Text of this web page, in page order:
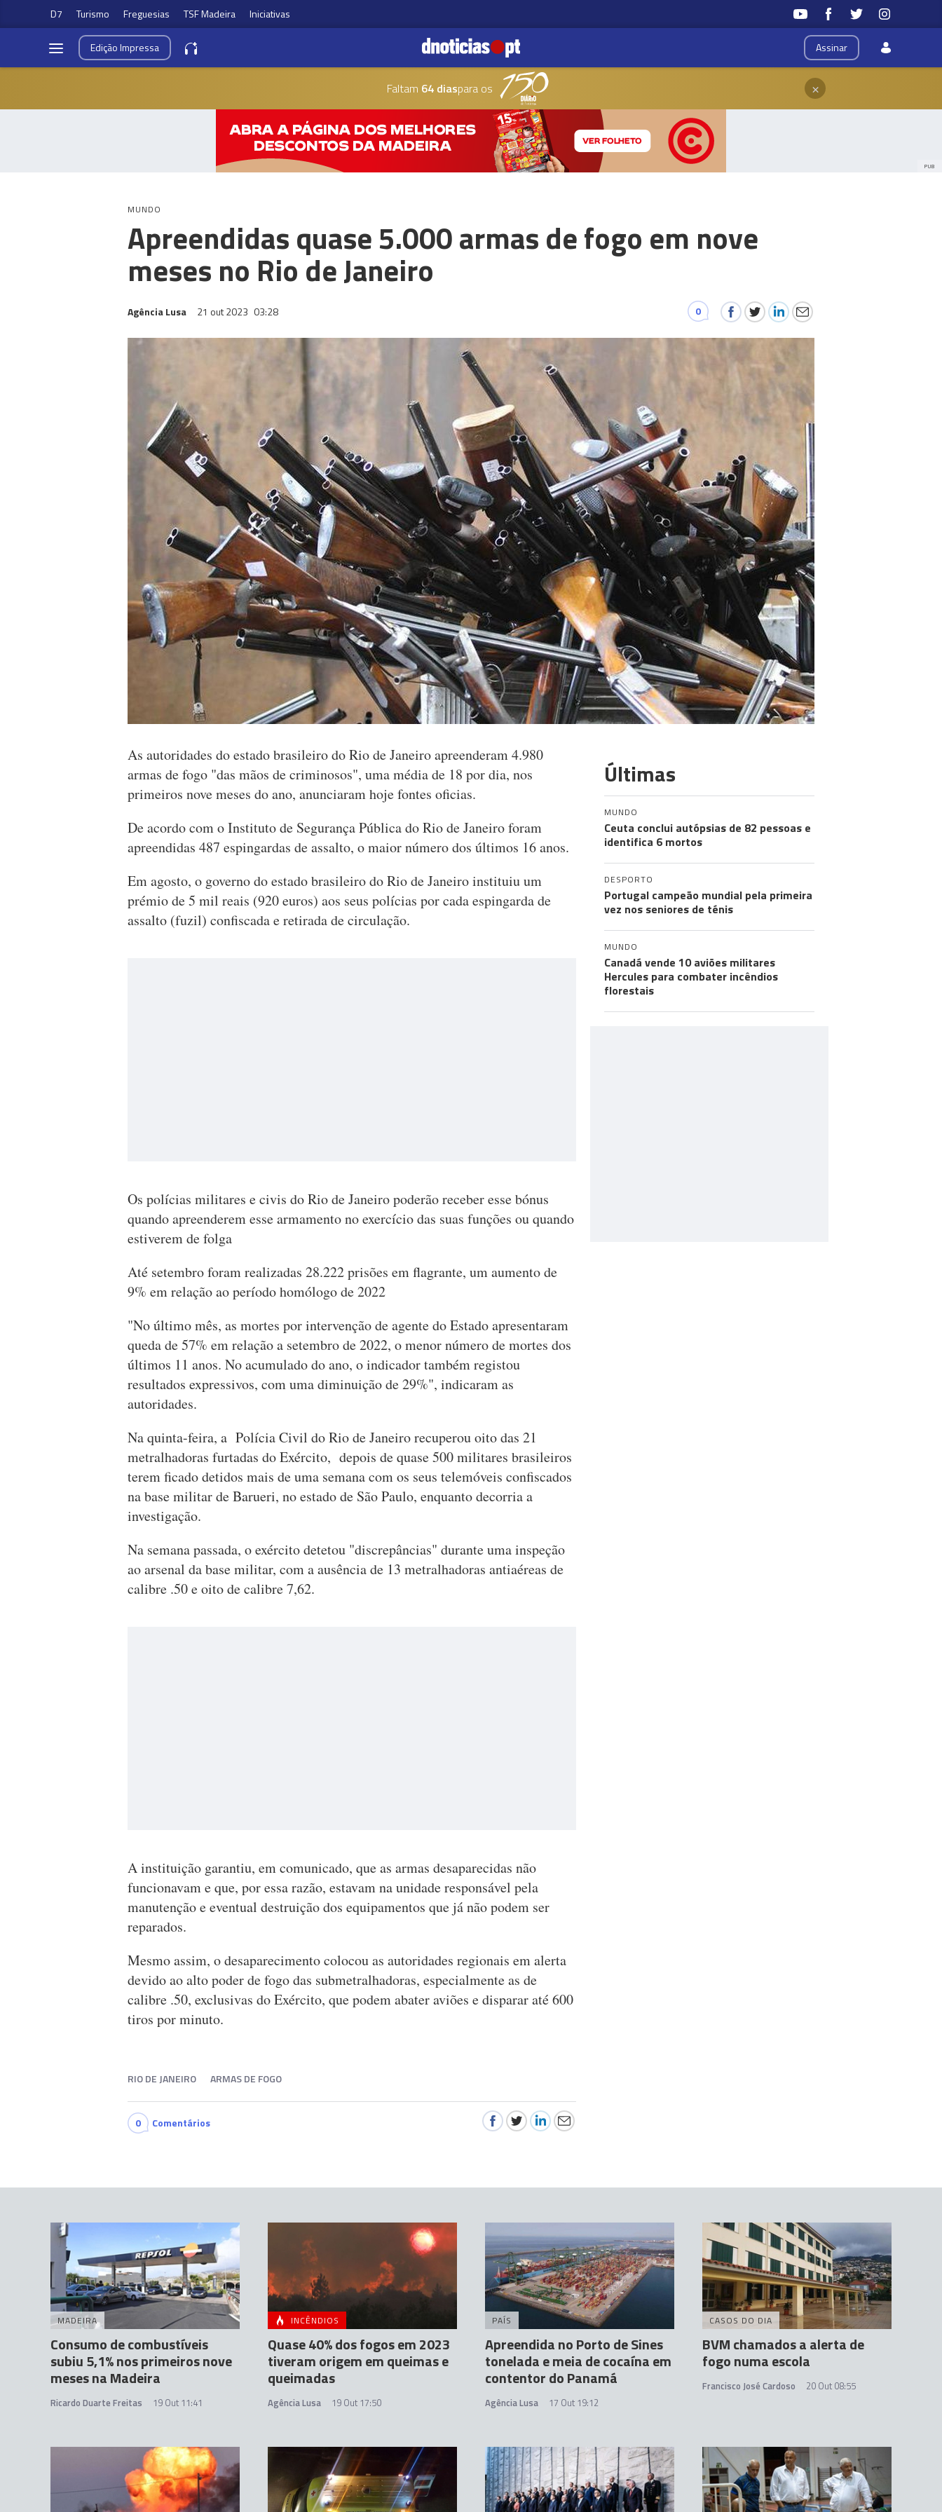
D7 Turismo Freguesias TSF Madeira Iniciativas
Assinar
EdiçãoImpressa
Faltam 64 diaspara os ×
PUB
MUNDO
Apreendidas quase 5.000 armas de fogo em nove
meses no Rio de Janeiro
Agência Lusa 21 out 2023 03:28 0
As autoridades do estado brasileiro do Rio de Janeiro apreenderam 4.980
armas de fogo "das mãos de criminosos", uma média de 18 por dia, nos
primeiros nove meses do ano, anunciaram hoje fontes oficias.
De acordo com o Instituto de Segurança Pública do Rio de Janeiro foram
apreendidas 487 espingardas de assalto, o maior número dos últimos 16 anos.
Em agosto, o governo do estado brasileiro do Rio de Janeiro instituiu um
prémio de 5 mil reais (920 euros) aos seus polícias por cada espingarda de
assalto (fuzil) confiscada e retirada de circulação.
Os polícias militares e civis do Rio de Janeiro poderão receber esse bónus
quando apreenderem esse armamento no exercício das suas funções ou quando
estiverem de folga
Até setembro foram realizadas 28.222 prisões em flagrante, um aumento de
9% em relação ao período homólogo de 2022
"No último mês, as mortes por intervenção de agente do Estado apresentaram
queda de 57% em relação a setembro de 2022, o menor número de mortes dos
últimos 11 anos. No acumulado do ano, o indicador também registou
resultados expressivos, com uma diminuição de 29%", indicaram as
autoridades.
Na quinta-feira, a Polícia Civil do Rio de Janeiro recuperou oito das 21
metralhadoras furtadas do Exército, depois de quase 500 militares brasileiros
terem ficado detidos mais de uma semana com os seus telemóveis confiscados
na base militar de Barueri, no estado de São Paulo, enquanto decorria a
investigação.
Na semana passada, o exército detetou "discrepâncias" durante uma inspeção
ao arsenal da base militar, com a ausência de 13 metralhadoras antiaéreas de
calibre .50 e oito de calibre 7,62.
A instituição garantiu, em comunicado, que as armas desaparecidas não
funcionavam e que, por essa razão, estavam na unidade responsável pela
manutenção e eventual destruição dos equipamentos que já não podem ser
reparados.
Mesmo assim, o desaparecimento colocou as autoridades regionais em alerta
devido ao alto poder de fogo das submetralhadoras, especialmente as de
calibre .50, exclusivas do Exército, que podem abater aviões e disparar até 600
tiros por minuto.
RIO DE JANEIRO ARMAS DE FOGO
0 Comentários
Últimas
MUNDO
Ceuta conclui autópsias de 82 pessoas e
identifica 6 mortos
DESPORTO
Portugal campeão mundial pela primeira
vez nos seniores de ténis
MUNDO
Canadá vende 10 aviões militares
Hercules para combater incêndios
florestais
MADEIRA
Consumo de combustíveis
subiu 5,1% nos primeiros nove
meses na Madeira
Ricardo Duarte Freitas 19 Out 11:41
INCÊNDIOS
Quase 40% dos fogos em 2023
tiveram origem em queimas e
queimadas
Agência Lusa 19 Out 17:50
PAÍS
Apreendida no Porto de Sines
tonelada e meia de cocaína em
contentor do Panamá
Agência Lusa 17 Out 19:12
CASOS DO DIA
BVM chamados a alerta de
fogo numa escola
Francisco José Cardoso 20 Out 08:55